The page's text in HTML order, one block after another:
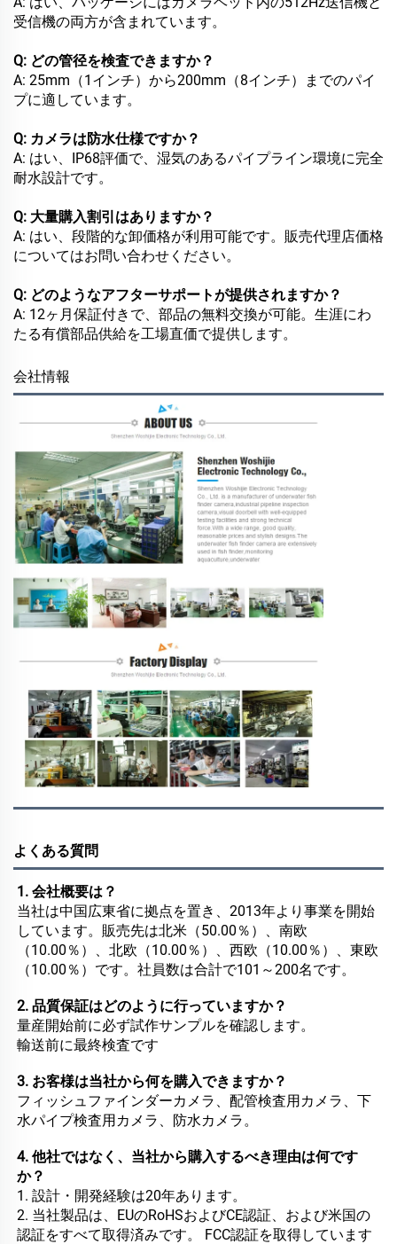
受信機の両方が含まれています。
Q: どの管径を検査できますか？
A: 25mm（1インチ）から200mm（8インチ）までのパイ
プに適しています。
Q: カメラは防水仕様ですか？
A: はい、IP68評価で、湿気のあるパイプライン環境に完全
耐水設計です。
Q: 大量購入割引はありますか？
A: はい、段階的な卸価格が利用可能です。販売代理店価格
についてはお問い合わせください。
Q: どのようなアフターサポートが提供されますか？
A: 12ヶ月保証付きで、部品の無料交換が可能。生涯にわ
たる有償部品供給を工場直価で提供します。
会社情報
よくある質問
1. 会社概要は？
当社は中国広東省に拠点を置き、2013年より事業を開始
しています。販売先は北米（50.00％）、南欧
（10.00％）、北欧（10.00％）、西欧（10.00％）、東欧
（10.00％）です。社員数は合計で101～200名です。
2. 品質保証はどのように行っていますか？
量産開始前に必ず試作サンプルを確認します。
輸送前に最終検査です
3. お客様は当社から何を購入できますか？
フィッシュファインダーカメラ、配管検査用カメラ、下
水パイプ検査用カメラ、防水カメラ。
4. 他社ではなく、当社から購入するべき理由は何です
か？
1. 設計・開発経験は20年あります。
2. 当社製品は、EUのRoHSおよびCE認証、および米国の
認証をすべて取得済みです。 FCC認証を取得しています